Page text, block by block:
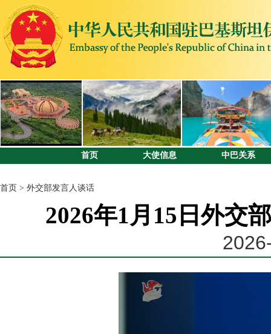
首页 大使信息 中巴关系
首页 > 外交部发言人谈话
2026年1月15日外交